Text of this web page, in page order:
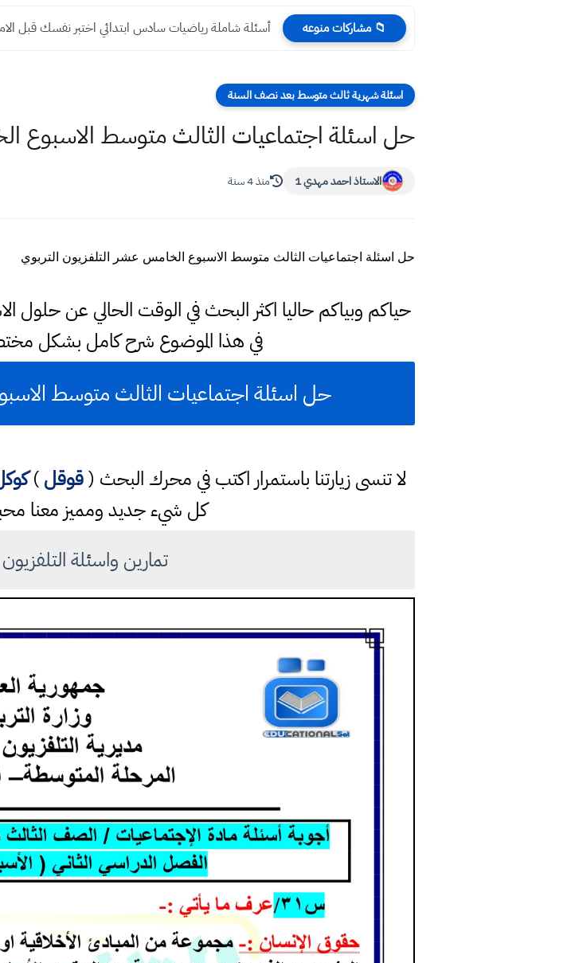
📁 مشاركات منوعه أسئلة شاملة رياضيات سادس ابتدائي اختبر نفسك قبل
اسئلة شهرية ثالث متوسط بعد نصف السنة
حل اسئلة اجتماعيات الثالث متوسط الاسبوع
الاستاذ احمد مهدي 1 منذ 4 سنة
حل اسئلة اجتماعيات الثالث متوسط الاسبوع الخامس عشر التلفزيون التربوي
حياكم وبياكم حاليا اكثر البحث في الوقت الحالي عن
في هذا الموضوع شرح كامل بشكل
حل اسئلة اجتماعيات الثالث متوسط
لا تنسى زيارتنا باستمرار اكتب في محرك البحث (قوقل)
كل شيء جديد ومميز معنا
تمارين واسئلة التلفزيون